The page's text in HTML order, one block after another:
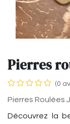
Pierres
(0
Pierres Roulées
Découvrez la